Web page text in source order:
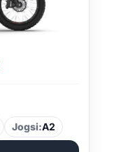
Jogsi:A2